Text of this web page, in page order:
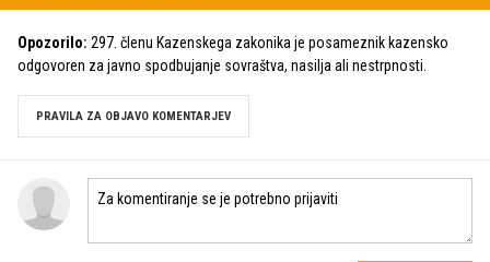
Opozorilo: 297. členu Kazenskega zakonika je posameznik kazensko
odgovoren za javno spodbujanje sovraštva, nasilja ali nestrpnosti.
PRAVILA ZA OBJAVO KOMENTARJEV